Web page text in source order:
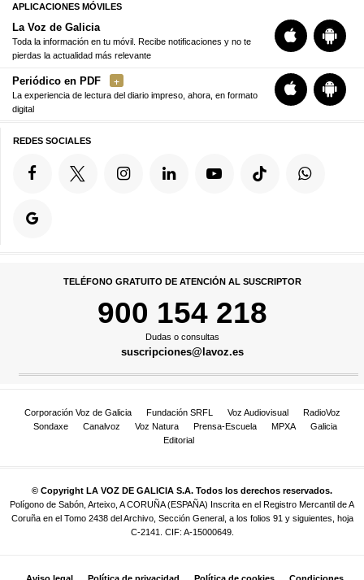
APLICACIONES MÓVILES
La Voz de Galicia
Toda la información en tu móvil. Recibe notificaciones y no te
pierdas la actualidad más relevante
Periódico en PDF
La experiencia de lectura del diario impreso, ahora, en formato
digital
REDES SOCIALES
TELÉFONO GRATUITO DE ATENCIÓN AL SUSCRIPTOR
900 154 218
Dudas o consultas
suscripciones@lavoz.es
Corporación Voz de Galicia Fundación SRFL Voz Audiovisual
RadioVoz
Sondaxe
Canalvoz Voz Natura Prensa-Escuela MPXA
Galicia
Editorial
© Copyright LA VOZ DE GALICIA S.A. Todos los derechos reservados.
Polígono de Sabón, Arteixo, A CORUÑA (ESPAÑA) Inscrita en el Registro Mercantil de A
Coruña en el Tomo 2438 del Archivo, Sección General, a los folios 91 y siguientes, hoja
C-2141. CIF: A-15000649.